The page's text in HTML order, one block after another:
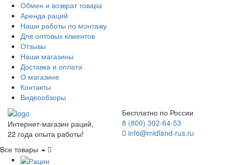
Обмен и возврат товара
Аренда раций
Наши работы по монтажу
Для оптовых клиентов
Отзывы
Наши магазины
Доставка и оплата
О магазине
Контакты
Видеообзоры
Интернет-магазин раций,
22 года опыта работы!
Бесплатно по России
8 (800) 302-64-53
info@midland-rus.ru
Все товары